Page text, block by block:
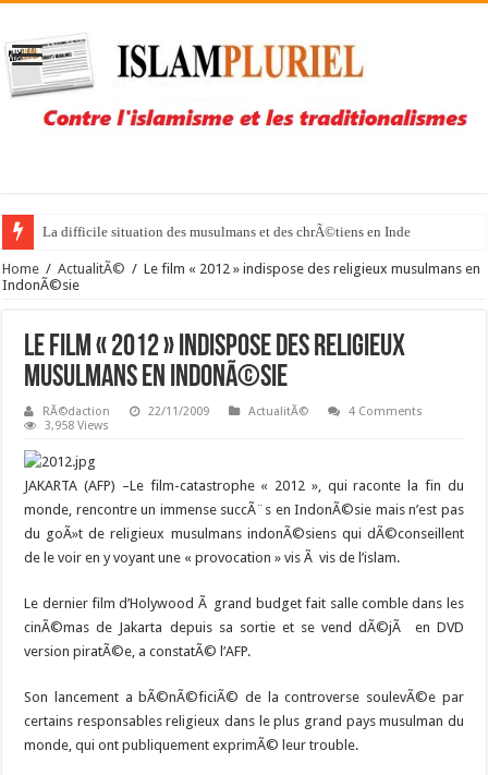
La difficile situation des musulmans et des chrÃ©tiens en Inde
Home / ActualitÃ© / Le film « 2012 » indispose des religieux musulmans en
IndonÃ©sie
Le film « 2012 » indispose des religieux
musulmans en IndonÃ©sie
RÃ©daction 22/11/2009 ActualitÃ©
4 Comments
3,958 Views
JAKARTA (AFP) –Le film-catastrophe « 2012 », qui raconte la fin du
monde, rencontre un immense succÃ¨s en IndonÃ©sie mais n’est pas
du goÃ»t de religieux musulmans indonÃ©siens qui dÃ©conseillent
de le voir en y voyant une « provocation » vis Ã vis de l’islam.
Le dernier film d’Holywood Ã grand budget fait salle comble dans les
cinÃ©mas de Jakarta depuis sa sortie et se vend dÃ©jÃ en DVD
version piratÃ©e, a constatÃ© l’AFP.
Son lancement a bÃ©nÃ©ficiÃ© de la controverse soulevÃ©e par
certains responsables religieux dans le plus grand pays musulman du
monde, qui ont publiquement exprimÃ© leur trouble.